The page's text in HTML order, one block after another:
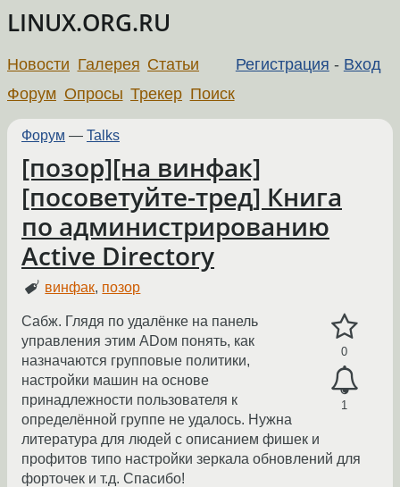
LINUX.ORG.RU
Регистрация - Вход
Новости Галерея Статьи
Форум Опросы Трекер Поиск
Форум — Talks
[позор][на винфак]
[посоветуйте-тред] Книга
по администрированию
Active Directory
винфак, позор
0
1
Сабж. Глядя по удалёнке на панель
управления этим ADом понять, как
назначаются групповые политики,
настройки машин на основе
принадлежности пользователя к
определённой группе не удалось. Нужна
литература для людей с описанием фишек и
профитов типо настройки зеркала обновлений для
форточек и т.д. Спасибо!